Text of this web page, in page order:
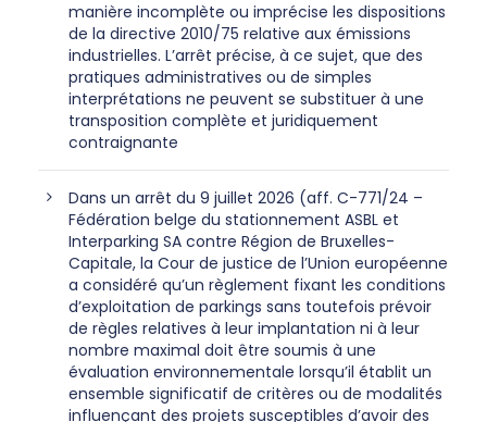
manière incomplète ou imprécise les dispositions
de la directive 2010/75 relative aux émissions
industrielles. L’arrêt précise, à ce sujet, que des
pratiques administratives ou de simples
interprétations ne peuvent se substituer à une
transposition complète et juridiquement
contraignante
Dans un arrêt du 9 juillet 2026 (aff. C-771/24 –
Fédération belge du stationnement ASBL et
Interparking SA contre Région de Bruxelles-
Capitale, la Cour de justice de l’Union européenne
a considéré qu’un règlement fixant les conditions
d’exploitation de parkings sans toutefois prévoir
de règles relatives à leur implantation ni à leur
nombre maximal doit être soumis à une
évaluation environnementale lorsqu’il établit un
ensemble significatif de critères ou de modalités
influençant des projets susceptibles d’avoir des